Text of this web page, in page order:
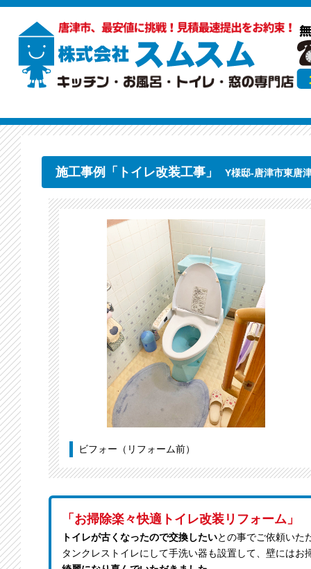
施工事例「トイレ改装工事」 Y様邸-唐津市東唐
ビフォー（リフォーム前）
「お掃除楽々快適トイレ改装リフォーム」
トイレが古くなったので交換したいとの事でご依頼いた
タンクレストイレにして手洗い器も設置して、壁には